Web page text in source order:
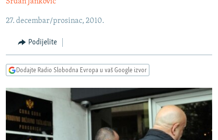
navigaciju
Pređite
pretragu
KOSOVO
CRNA GORA
VIZUELNO
FOTOGALERIJE
INFOGRAFIKE
PODCASTI
RAT U UKRAJINI
KINA NA BALKANU
RSE PRIČE IZ SVIJETA
ISPRIČAJ MI
27. decembar/prosinac, 2010.
Podijelite
Dodajte Radio Slobodna Evropa u vaš Google izvor